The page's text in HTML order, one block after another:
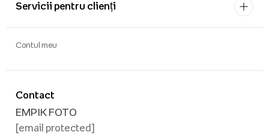
Servicii pentru clienți
Contact
EMPIK FOTO
[email protected]
Contul meu